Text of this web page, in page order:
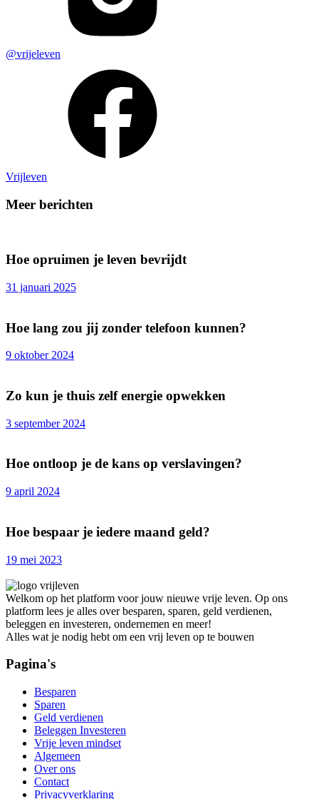
@vrijeleven
Vrijleven
Meer berichten
Hoe opruimen je leven bevrijdt
31 januari 2025
Hoe lang zou jij zonder telefoon kunnen?
9 oktober 2024
Zo kun je thuis zelf energie opwekken
3 september 2024
Hoe ontloop je de kans op verslavingen?
9 april 2024
Hoe bespaar je iedere maand geld?
19 mei 2023
Welkom op het platform voor jouw nieuwe vrije leven. Op ons
platform lees je alles over besparen, sparen, geld verdienen,
beleggen en investeren, ondernemen en meer!
Alles wat je nodig hebt om een vrij leven op te bouwen
Pagina's
Besparen
Sparen
Geld verdienen
Beleggen Investeren
Vrije leven mindset
Algemeen
Over ons
Contact
Privacyverklaring